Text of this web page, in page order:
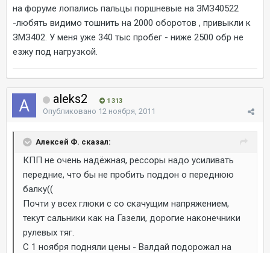
на форуме лопались пальцы поршневые на ЗМЗ40522
-любять видимо тошнить на 2000 оборотов , привыкли к
ЗМЗ402. У меня уже 340 тыс пробег - ниже 2500 обр не
езжу под нагрузкой.
aleks2 1 313
Опубликовано 12 ноября, 2011
Алексей Ф. сказал:
КПП не очень надёжная, рессоры надо усиливать
передние, что бы не пробить поддон о переднюю
балку((
Почти у всех глюки с со скачущим напряжением,
текут сальники как на Газели, дорогие наконечники
рулевых тяг.
С 1 ноября подняли цены - Валдай подорожал на